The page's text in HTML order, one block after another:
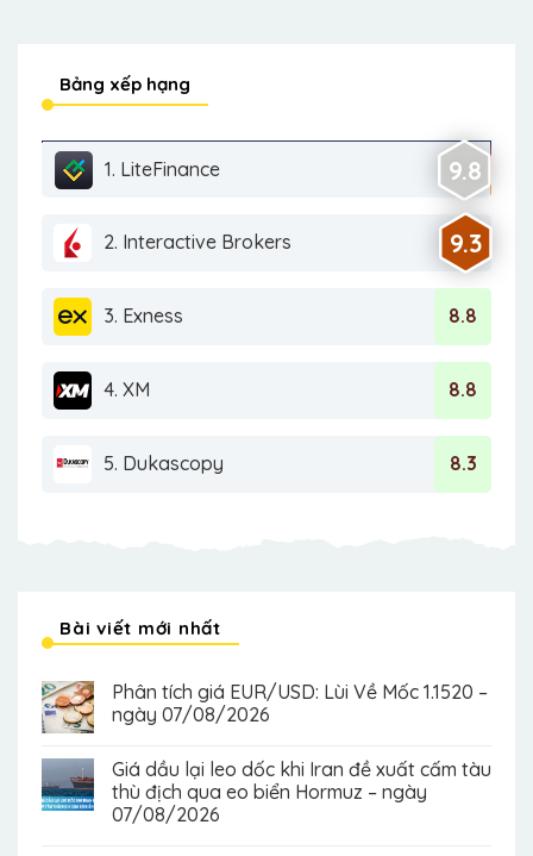
Bảng xếp hạng
1. LiteFinance 9.8
2. Interactive Brokers 9.3
3. Exness 8.8
4. XM 8.8
5. Dukascopy 8.3
Bài viết mới nhất
Phân tích giá EUR/USD: Lùi Về Mốc 1.1520 –
ngày 07/08/2026
Giá dầu lại leo dốc khi Iran đề xuất cấm tàu
thù địch qua eo biển Hormuz – ngày
07/08/2026